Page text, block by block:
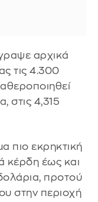
αρχικά
τις 4.300
στις 4,315
πιο εκρηκτική
κέρδη έως και
προτού
στην περιοχή